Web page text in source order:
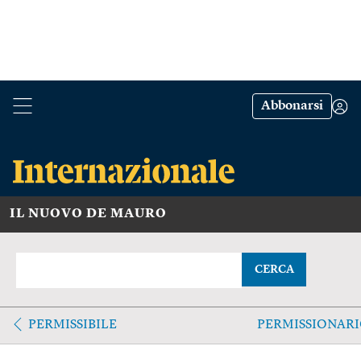
Abbonarsi
IL NUOVO DE MAURO
CERCA
PERMISSIBILE